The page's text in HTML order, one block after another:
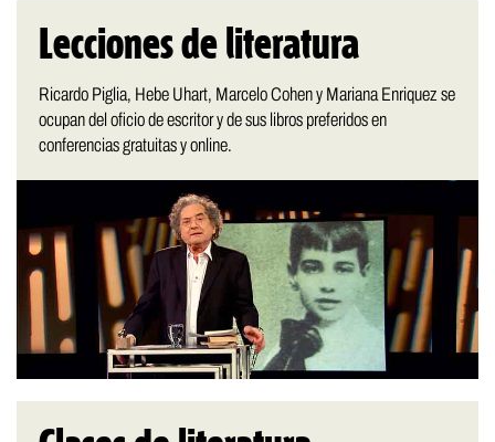
Lecciones de literatura
Ricardo Piglia, Hebe Uhart, Marcelo Cohen y Mariana Enriquez se
ocupan del oficio de escritor y de sus libros preferidos en
conferencias gratuitas y online.